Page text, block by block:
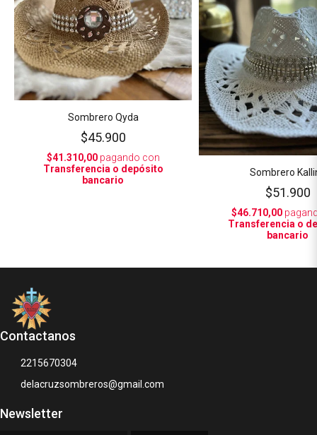
Sombrero Qyda
$45.900
$41.310,00pagando con
Transferencia o depósito
bancario
Sombrero
$51.900
$46.710,00
Transferencia o
bancario
Contactanos
2215670304
delacruzsombreros@gmail.com
Newsletter